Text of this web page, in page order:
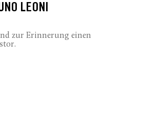
LEONI
zur Erinnerung einen